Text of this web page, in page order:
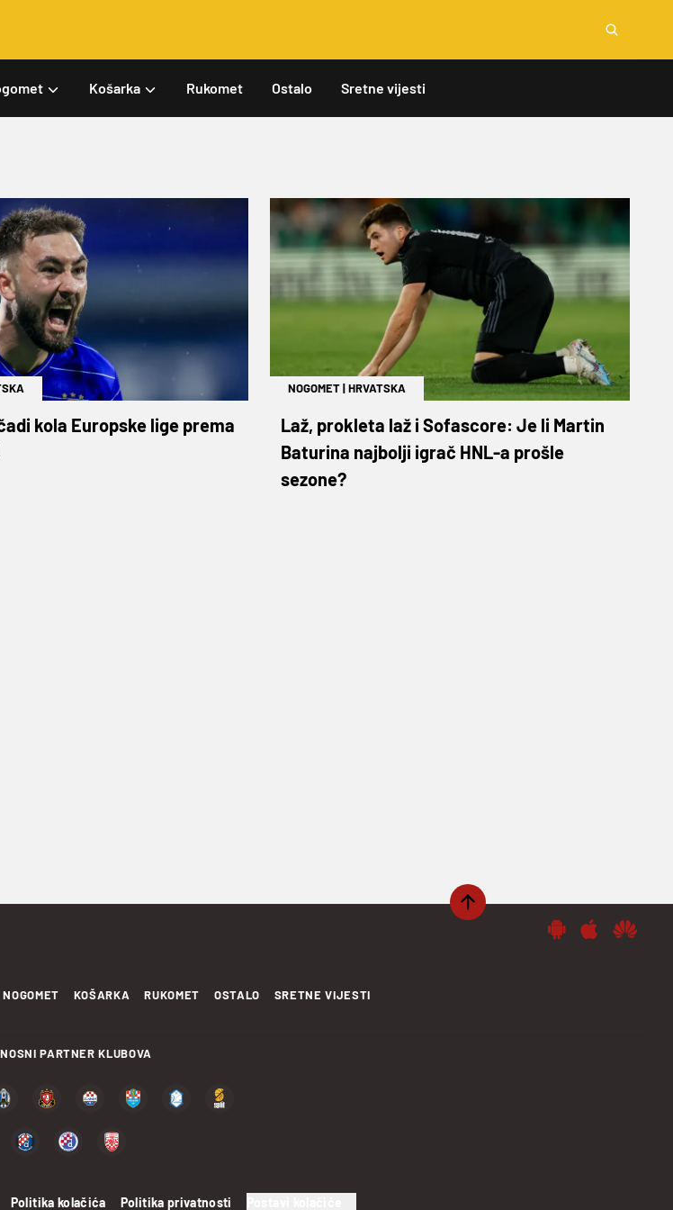
Košarka Rukomet Ostalo Sretne vijesti
kola Europske lige prema
NOGOMET|HRVATSKA
Laž, prokleta laž i Sofascore: Je li Martin
Baturina najbolji igrač HNL-a prošle
sezone?
NOGOMET KOŠARKA RUKOMET OSTALO SRETNE VIJESTI
PARTNER KLUBOVA
Politika kolačića Politika privatnosti